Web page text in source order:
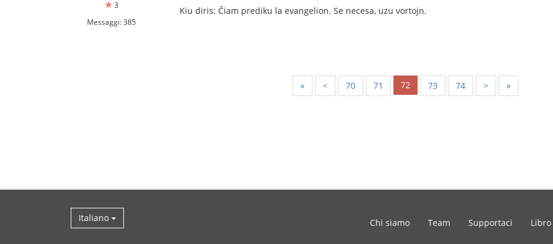
3
Messaggi: 385
Kiu diris: Ĉiam prediku la evangelion. Se necesa, uzu vortojn.
« < 70 71 72 73 74 > »
Italiano Chi siamo Team Supportaci Libro